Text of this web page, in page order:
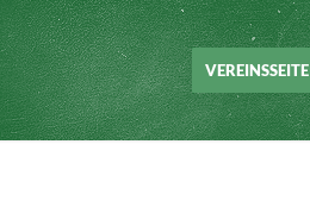
VEREINSSEITE